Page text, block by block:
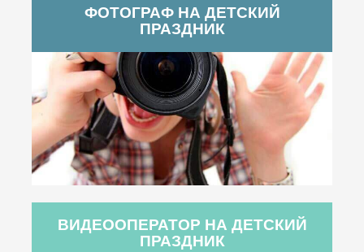
ФОТОГРАФ НА ДЕТСКИЙ
ПРАЗДНИК
ВИДЕООПЕРАТОР НА ДЕТСКИЙ
ПРАЗДНИК